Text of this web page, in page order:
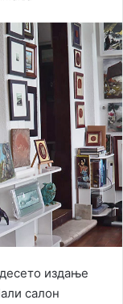
издање
салон